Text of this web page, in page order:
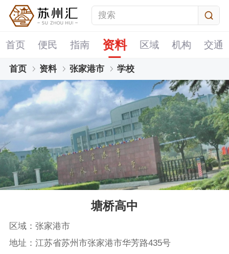
首页 便民 指南 资料 区域 机构 交通
首页 资料 张家港市 学校
塘桥高中
区域：张家港市
地址：江苏省苏州市张家港市华芳路435号